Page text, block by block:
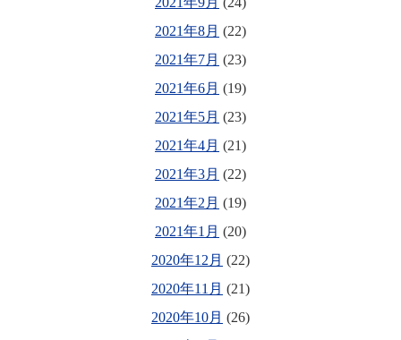
2021年8月 (22)
2021年7月 (23)
2021年6月 (19)
2021年5月 (23)
2021年4月 (21)
2021年3月 (22)
2021年2月 (19)
2021年1月 (20)
2020年12月 (22)
2020年11月 (21)
2020年10月 (26)